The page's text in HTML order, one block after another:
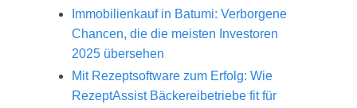
Immobilienkauf in Batumi: Verborgene
Chancen, die die meisten Investoren
2025 übersehen
Mit Rezeptsoftware zum Erfolg: Wie
RezeptAssist Bäckereibetriebe fit für